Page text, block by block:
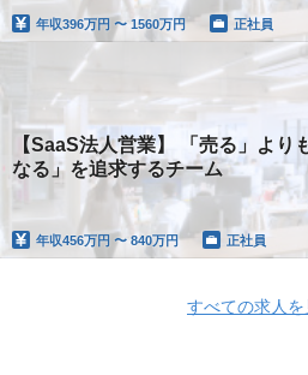
年収396万円 〜 1560万円 正社員
【SaaS法人営業】 「売る」より
なる」を追求するチーム
年収456万円 〜 840万円 正社員
すべての求人を